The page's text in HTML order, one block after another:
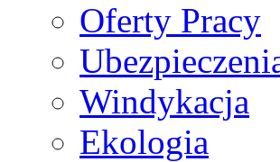
Oferty Pracy
Windykacja
Ekologia